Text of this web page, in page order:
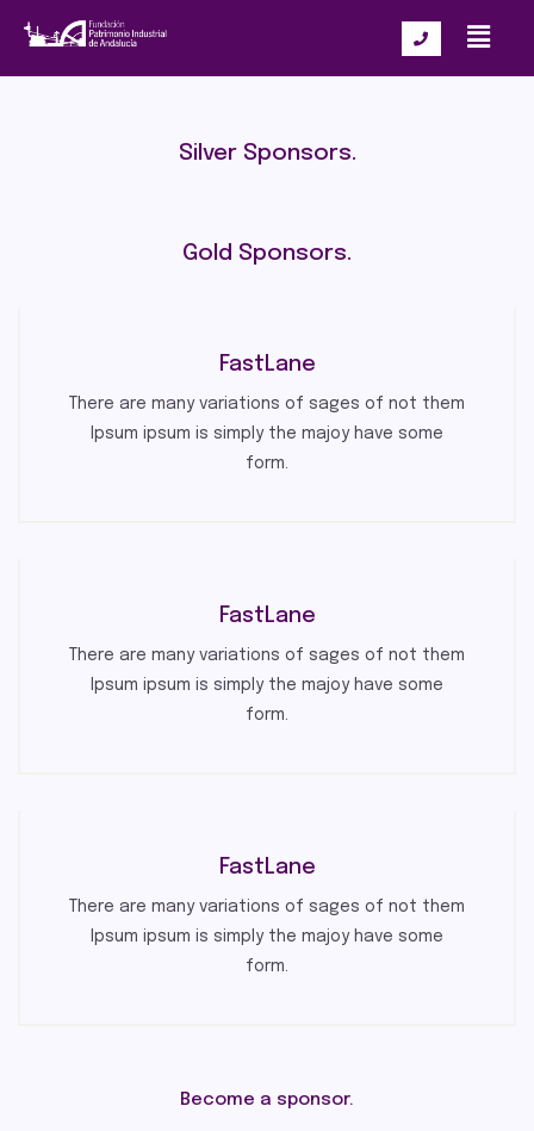
Silver Sponsors.
Gold Sponsors.
FastLane
There are many variations of sages of not them
lpsum ipsum is simply the majoy have some
form.
FastLane
There are many variations of sages of not them
lpsum ipsum is simply the majoy have some
form.
FastLane
There are many variations of sages of not them
lpsum ipsum is simply the majoy have some
form.
Become a sponsor.